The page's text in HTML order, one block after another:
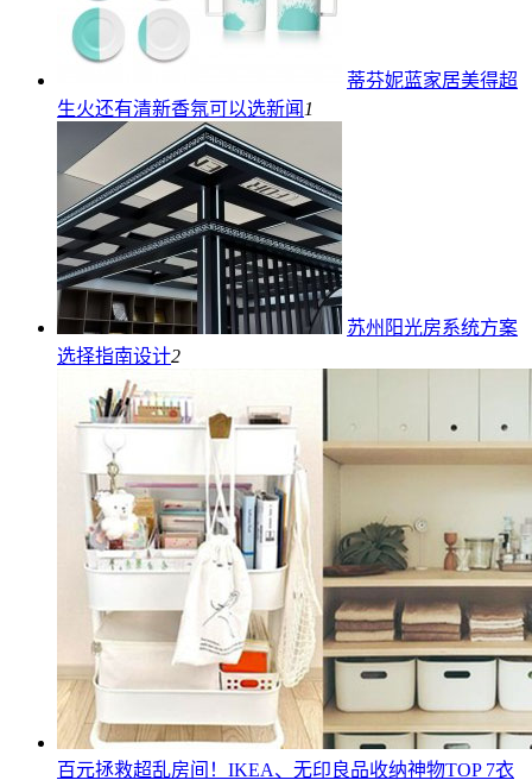
蒂芬妮蓝家居美得超
生火还有清新香氛可以选新闻 1
苏州阳光房系统方案
选择指南设计2
百元拯救超乱房间！IKEA、无印良品收纳神物TOP 7衣